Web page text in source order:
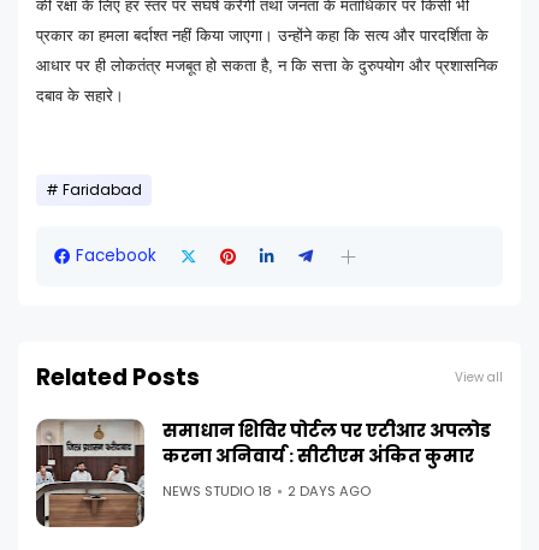
की रक्षा के लिए हर स्तर पर संघर्ष करेगी तथा जनता के मताधिकार पर किसी भी
प्रकार का हमला बर्दाश्त नहीं किया जाएगा। उन्होंने कहा कि सत्य और पारदर्शिता के
आधार पर ही लोकतंत्र मजबूत हो सकता है, न कि सत्ता के दुरुपयोग और प्रशासनिक
दबाव के सहारे।
Faridabad
Facebook
Related Posts View all
समाधान शिविर पोर्टल पर एटीआर अपलोड
करना अनिवार्य : सीटीएम अंकित कुमार
NEWS STUDIO 18 2 DAYS AGO